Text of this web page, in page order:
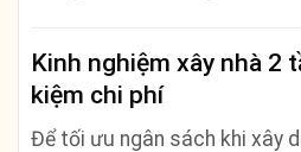
Kinh nghiệm xây nhà 2
kiệm chi phí
Để tối ưu ngân sách khi xây